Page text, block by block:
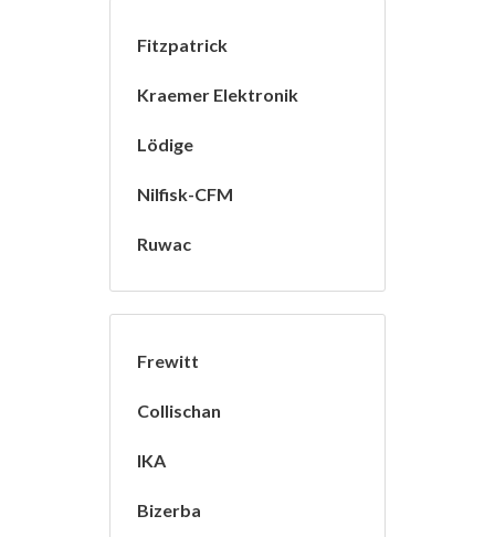
Fitzpatrick
Kraemer Elektronik
Lödige
Nilfisk-CFM
Ruwac
Frewitt
Collischan
IKA
Bizerba